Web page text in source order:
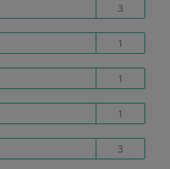
3
1
1
1
3